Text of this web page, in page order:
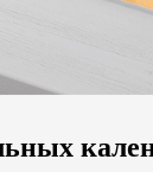
миру